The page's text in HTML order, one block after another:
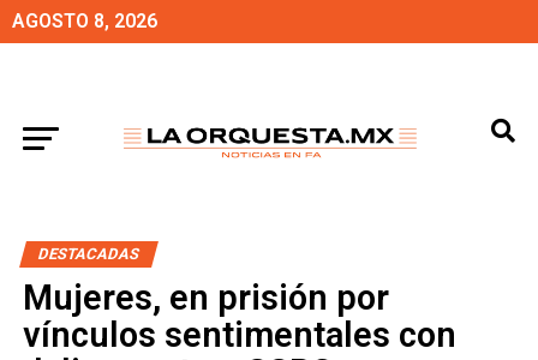
AGOSTO 8, 2026
DESTACADAS
Mujeres, en prisión por
vínculos sentimentales con